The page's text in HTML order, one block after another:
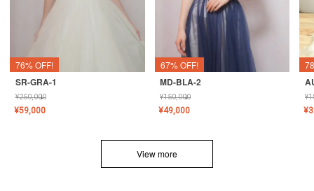
76% OFF!
SR-GRA-1
¥250,000
↓
¥59,000
67% OFF!
MD-BLA-2
¥150,000
↓
¥49,000
¥
¥
View more